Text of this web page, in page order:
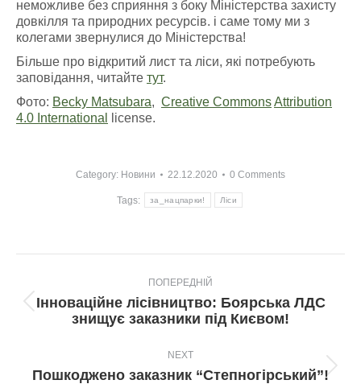
неможливе без сприяння з боку Міністерства захисту
довкілля та природних ресурсів. і саме тому ми з
колегами звернулися до Міністерства!
Більше про відкритий лист та ліси, які потребують
заповідання, читайте тут.
Фото: Becky Matsubara, Creative CommonsAttribution
4.0 International
license.
Category: Новини 22.12.2020 0 Comments
Tags: за_нацпарки! Ліси
navigation
ПОПЕРЕДНІЙ
Попередній
пост:
Інноваційне лісівництво: Боярська ЛДС
знищує заказники під Києвом!
NEXT
Next
Пошкоджено заказник “Степногірський”!